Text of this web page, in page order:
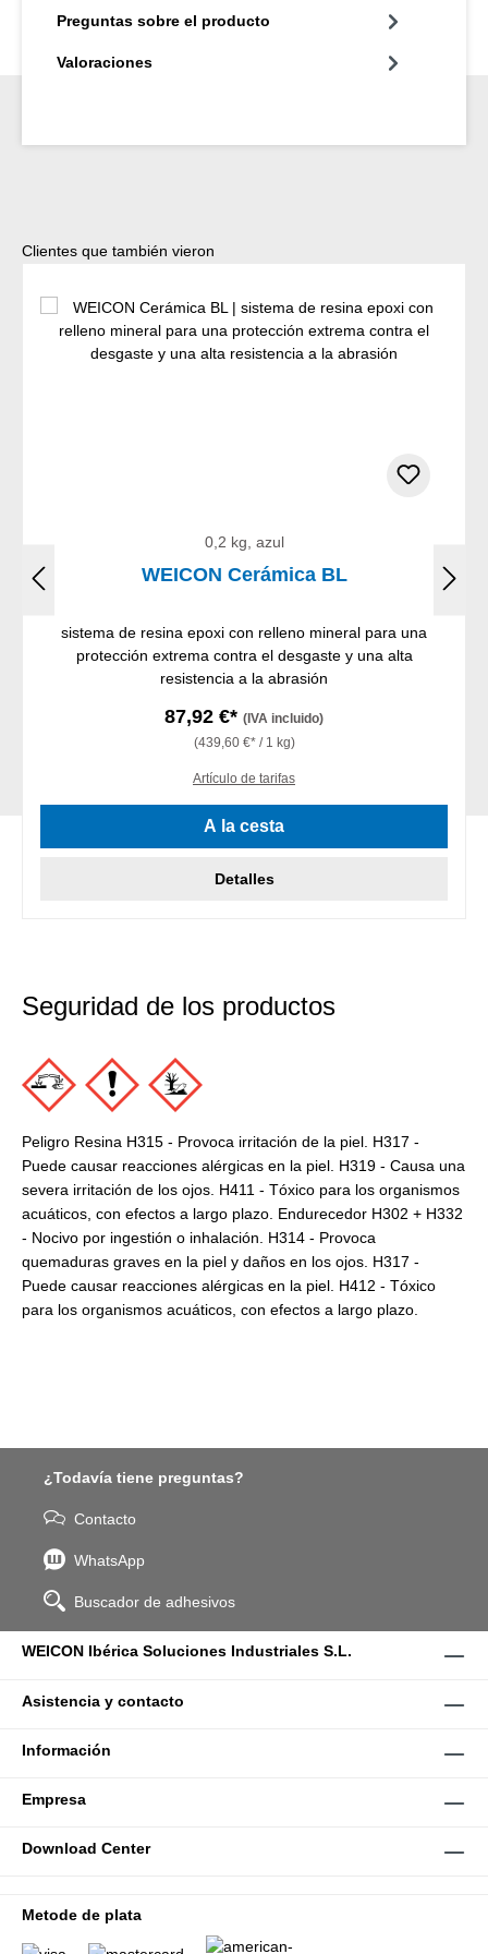
Preguntas sobre el producto
Valoraciones
Omitir la galería de productos
Clientes que también vieron
0,2 kg, azul
WEICON Cerámica BL
sistema de resina epoxi con relleno mineral para una
protección extrema contra el desgaste y una alta
resistencia a la abrasión
87,92 €* (IVA incluido)
(439,60 €* / 1 kg)
Artículo de tarifas
A la cesta
Detalles
Seguridad de los productos
Peligro Resina H315 - Provoca irritación de la piel. H317 -
Puede causar reacciones alérgicas en la piel. H319 - Causa una
severa irritación de los ojos. H411 - Tóxico para los organismos
acuáticos, con efectos a largo plazo. Endurecedor H302 + H332
- Nocivo por ingestión o inhalación. H314 - Provoca
quemaduras graves en la piel y daños en los ojos. H317 -
Puede causar reacciones alérgicas en la piel. H412 - Tóxico
para los organismos acuáticos, con efectos a largo plazo.
¿Todavía tiene preguntas?
Contacto
WhatsApp
Buscador de adhesivos
WEICON Ibérica Soluciones Industriales S.L.
Asistencia y contacto
Información
Empresa
Download Center
Metode de plata